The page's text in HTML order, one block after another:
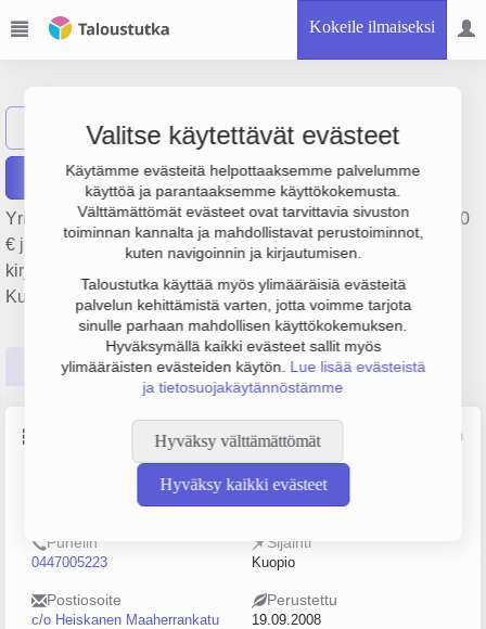
Kokeile ilmaiseksi
Valitse käytettävät evästeet
Käytämme evästeitä helpottaaksemme palvelumme
käyttöä ja parantaaksemme käyttökokemusta.
Välttämättömät evästeet ovat tarvittavia sivuston
toiminnan kannalta ja mahdollistavat perustoiminnot,
kuten navigoinnin ja kirjautumisen.
Taloustutka käyttää myös ylimääräisiä evästeitä
palvelun kehittämistä varten, jotta voimme tarjota
sinulle parhaan mahdollisen käyttökokemuksen.
Hyväksymällä kaikki evästeet sallit myös
ylimääräisten evästeiden käytön. Lue lisää evästeistä
ja tietosuojakäytännöstämme
Hyväksy välttämättömät
Hyväksy kaikki evästeet
Näytä haku T Tili-Pilkku Oy
Raportit
Yrityksen Tili-Pilkku Oy liikevaihto on 44 000 €, tulos -26 000
€ ja henkilöstömäärä 1. Sen päätoimiala on Laskentatoimi,
kirjanpito ja veroneuvonta, perustamisvuosi 2008 ja sijainti
Kuopio. Yrityksen yhtiömuoto Osakeyhtiö (OY).
Perustiedot Tilinpäätösluvut Päättäjätiedot
Lähde: YTJ, PRH, Traficom
Henkilöstömäärä
0–4
Puhelin
0447005223
Sijainti
Kuopio
Postiosoite
c/o Heiskanen Maaherrankatu
Perustettu
19.09.2008